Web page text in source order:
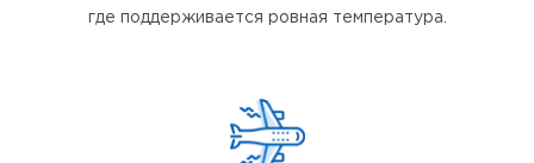
где поддерживается ровная температура.